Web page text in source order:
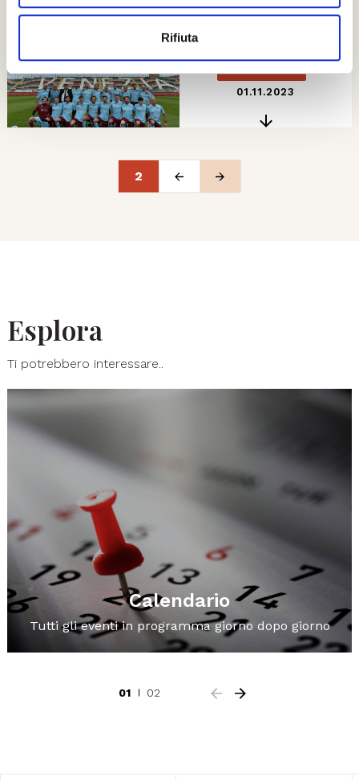
Rifiuta
© Ufficio stampa
HD
01.11.2023
2
Esplora
Ti potrebbero interessare..
Calendario
Tutti gli eventi in programma giorno dopo giorno
01 02